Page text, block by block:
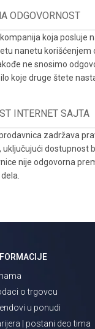
ODGOVORNOST
koja posluje
nanetu korišćenjem
ne snosimo
koje druge štete
INTERNET SAJTA
zadržava
dostupnost
nije odgovorna
o trgovcu
u ponudi
| postani deo tima